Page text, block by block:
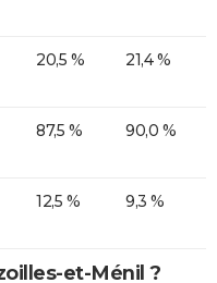
20,5 % 21,4 %
87,5 % 90,0 %
12,5 % 9,3 %
et-Ménil ?